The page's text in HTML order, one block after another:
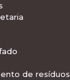
de resíduos